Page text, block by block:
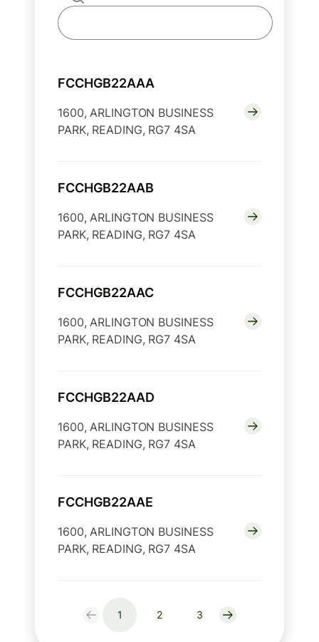
FCCHGB22AAA
1600, ARLINGTON BUSINESS
PARK, READING, RG7 4SA
FCCHGB22AAB
1600, ARLINGTON BUSINESS
PARK, READING, RG7 4SA
FCCHGB22AAC
1600, ARLINGTON BUSINESS
PARK, READING, RG7 4SA
FCCHGB22AAD
1600, ARLINGTON BUSINESS
PARK, READING, RG7 4SA
FCCHGB22AAE
1600, ARLINGTON BUSINESS
PARK, READING, RG7 4SA
1 2 3